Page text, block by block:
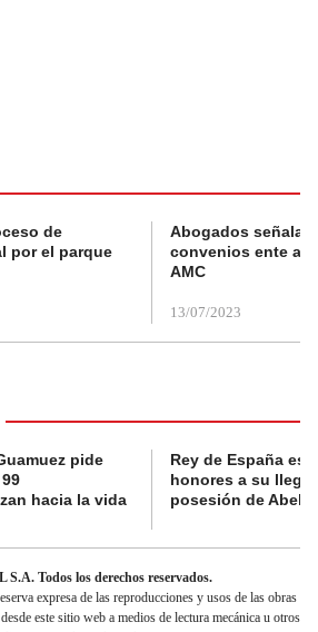
de
por el parque
Abogados
convenios ente
AMC
13/07/2023
pide
hacia la vida
Rey de España es
honores a su
posesión de
Todos los derechos reservados.
expresa de las reproducciones y usos de las obras
este sitio web a medios de lectura mecánica u otros